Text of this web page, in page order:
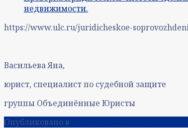
недвижимости.
https://www.ulc.ru/juridicheskoe-
Васильева Яна,
юрист, специалист по судебной защите
группы Объединённые Юристы
Опубликовано в